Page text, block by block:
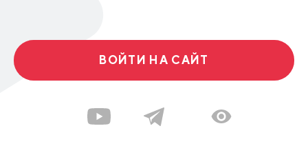
ВОЙТИ НА САЙТ